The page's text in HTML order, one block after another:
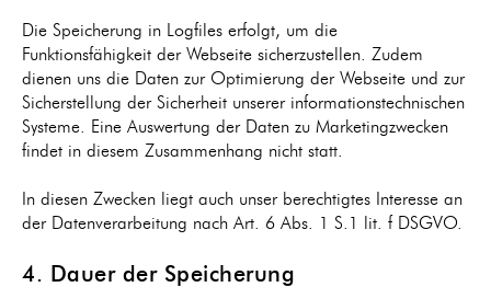
Die Speicherung in Logfiles erfolgt, um die
Funktionsfähigkeit der Webseite sicherzustellen. Zudem
dienen uns die Daten zur Optimierung der Webseite und zur
Sicherstellung der Sicherheit unserer informationstechnischen
Systeme. Eine Auswertung der Daten zu Marketingzwecken
findet in diesem Zusammenhang nicht statt.
In diesen Zwecken liegt auch unser berechtigtes Interesse an
der Datenverarbeitung nach Art. 6 Abs. 1 S.1 lit. f DSGVO.
4. Dauer der Speicherung